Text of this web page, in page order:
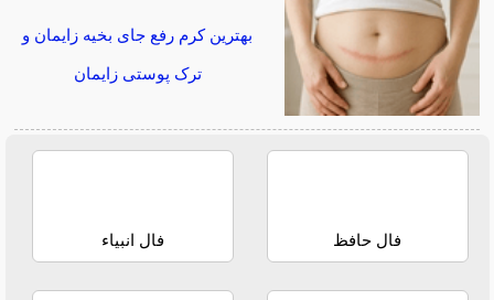
بهترین کرم رفع جای بخیه زایمان و
ترک پوستی زایمان
فال حافظ فال انبیاء